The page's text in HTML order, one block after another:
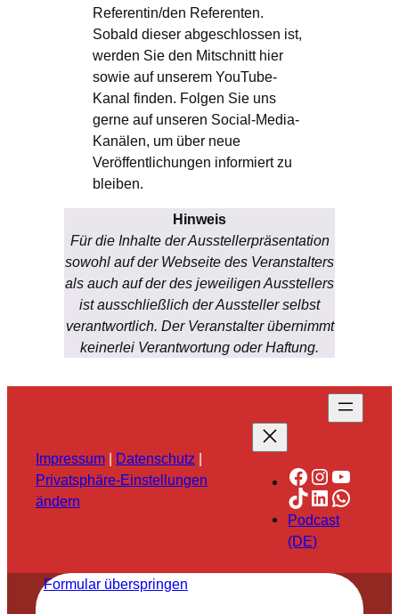
Referentin/den Referenten.
Sobald dieser abgeschlossen ist,
werden Sie den Mitschnitt hier
sowie auf unserem YouTube-
Kanal finden. Folgen Sie uns
gerne auf unseren Social-Media-
Kanälen, um über neue
Veröffentlichungen informiert zu
bleiben.
Hinweis
Für die Inhalte der Ausstellerpräsentation
sowohl auf der Webseite des Veranstalters
als auch auf der des jeweiligen Ausstellers
ist ausschließlich der Aussteller selbst
verantwortlich. Der Veranstalter übernimmt
keinerlei Verantwortung oder Haftung.
Impressum | Datenschutz |
Privatsphäre-Einstellungen
ändern
Facebook
TikTok
LinkedIn
Podcast
(DE)
Formular überspringen